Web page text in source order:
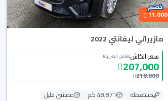
11,000
مازيراتي ليفانتي 2022
سعر الكاش(شامل الضريبة)
207,000
218,000
مستعملة
48,871 كم
ممشى قليل